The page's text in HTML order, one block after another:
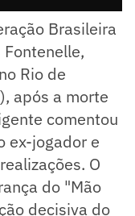
Brasileira
Rio de
após a morte
comentou
ex-jogador e
O
do "Mão
decisiva do